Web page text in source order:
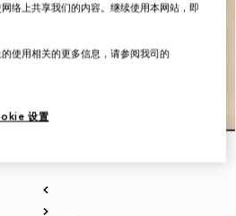
络上共享我们的内容。继续使用本网站，即
使用相关的更多信息，请参阅我司的
设置